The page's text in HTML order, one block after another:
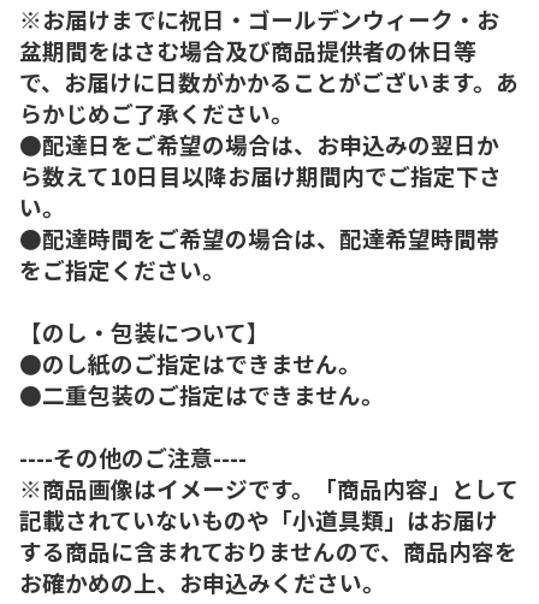
※お届けまでに祝日・ゴールデンウィーク・お
盆期間をはさむ場合及び商品提供者の休日等
で、お届けに日数がかかることがございます。あ
らかじめご了承ください。
●配達日をご希望の場合は、お申込みの翌日か
ら数えて10日目以降お届け期間内でご指定下さ
い。
●配達時間をご希望の場合は、配達希望時間帯
をご指定ください。
【のし・包装について】
●のし紙のご指定はできません。
●二重包装のご指定はできません。
----その他のご注意----
※商品画像はイメージです。「商品内容」として
記載されていないものや「小道具類」はお届け
する商品に含まれておりませんので、商品内容を
お確かめの上、お申込みください。